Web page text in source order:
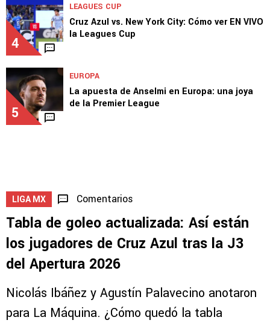
4
LEAGUES CUP
Cruz Azul vs. New York City: Cómo ver EN VIVO
la Leagues Cup
5
EUROPA
La apuesta de Anselmi en Europa: una joya
de la Premier League
LIGA MX Comentarios
Tabla de goleo actualizada: Así están
los jugadores de Cruz Azul tras la J3
del Apertura 2026
Nicolás Ibáñez y Agustín Palavecino anotaron
para La Máquina. ¿Cómo quedó la tabla